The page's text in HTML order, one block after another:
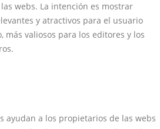
webs. La intención es mostrar
y atractivos para el usuario
más valiosos para los editores y los
ayudan a los propietarios de las webs